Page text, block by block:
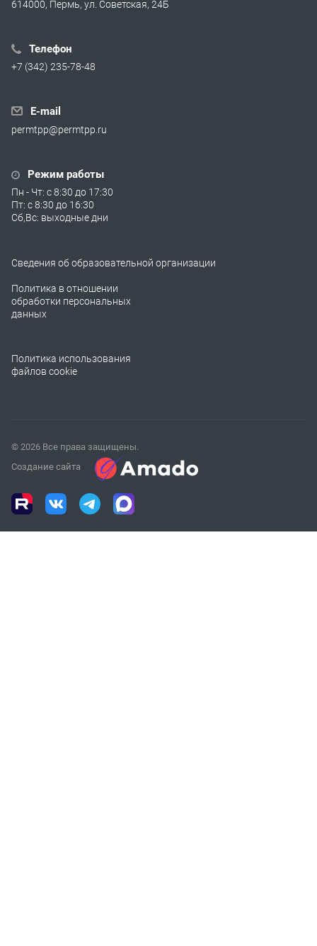
614000, Пермь, ул. Советская, 24Б
Телефон
+7 (342) 235-78-48
E-mail
permtpp@permtpp.ru
Режим работы
Пн - Чт: с 8:30 до 17:30
Пт: с 8:30 до 16:30
Сб,Вс: выходные дни
Сведения об образовательной организации
Политика в отношении
обработки персональных
данных
Политика использования
файлов cookie
© 2026 Все права защищены.
Создание сайта